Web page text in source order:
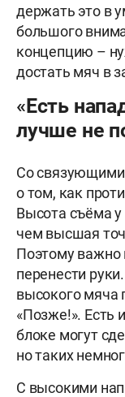
держать это в
большого
концепцию –
достать мяч в
«Есть
лучше не
Со связующими
о том, как
Высота съёма
чем высшая
Поэтому важно
перенести
высокого мяча
«Позже!». Есть
блоке могут
но таких
С высокими